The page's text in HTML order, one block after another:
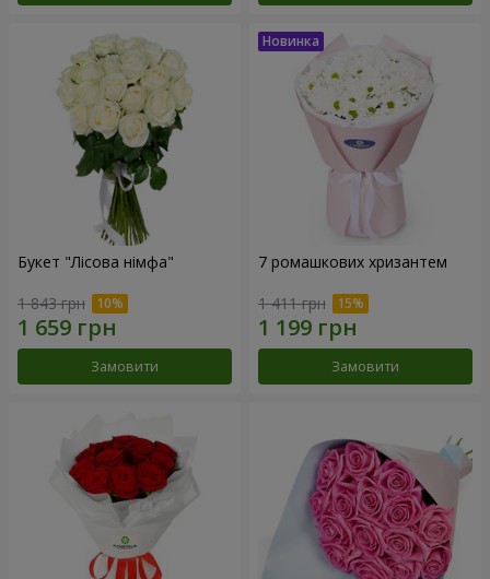
Букет "Лісова німфа"
1 843 грн
Замовити
7 ромашкових хризантем
1 411 грн
Замовити